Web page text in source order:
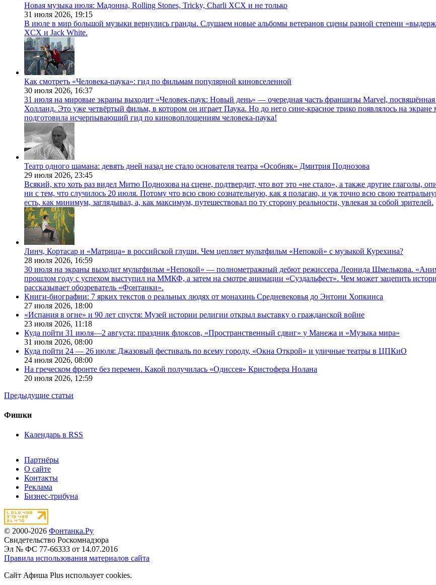
Новая музыка июля: Мадонна, Rolling Stones, Tricky, Charli XCX и не только
31 июля 2026, 19:15
В июле в мир большой музыки вернулись гранды. Слушаем новые альбомы ветеранов сцены разной степени
XCX и Jack White.
Как смотреть «Человека-паука»: гид по фильмам популярной киновселенной
30 июля 2026, 16:37
31 июля на мировые экраны выходит «Человек-паук: Новый день» — очередная часть франшизы Marvel,
Холланд. Это уже четвёртый фильм, в котором он играет Паука. Но до него сине-красное трико появлялось на
подготовила исчерпывающий гид по киновоплощениям человека-паука!
Театр одного шамана: девять дней назад не стало основателя театра «Особняк» Дмитрия Поднозова
29 июля 2026, 23:45
Всякий, кто хоть раз видел Митю Поднозова на сцене, подтвердит, что вот это «не стало», а также другие
ни с тем, что случилось 20 июля. Потому что всю свою сознательную, как я полагаю, и уж точно всю свою
есть, как минимум, заглядывал, а, как максимум, путешествовал по ту сторону реальности, увлекая за собой зрителей.
Линч, Кортасар и «Матрица» в российской глуши. Чем цепляет мультфильм «Непокой» с музыкой Курехина?
28 июля 2026, 16:59
30 июля на экраны выходит мультфильм «Непокой» — полнометражный дебют режиссера Леонида Шмелькова.
прошлом году с успехом выступил на ММКФ, а затем на смотре анимации «Суздальфест». Чем может зацепить
рассказывает обозреватель «Фонтанки».
Книги-биографии: 7 ярких текстов о реальных людях от монахинь Средневековья до Энтони Хопкинса
27 июля 2026, 18:00
«Испания в огне» и 90 лет спустя: Музей истории религии открыл выставку о гражданской войне
23 июля 2026, 11:18
Куда пойти 31 июля—2 августа: праздник флоксов, «Пространственный сдвиг» у Манежа и «Музыка мира»
31 июля 2026, 08:00
Куда пойти 24 — 26 июля: Джазовый фестиваль по всему городу, «Окна Открой» и уличные театры в ЦПКиО
24 июля 2026, 08:00
На греческом фронте без перемен. Какой получилась «Одиссея» Кристофера Нолана
20 июля 2026, 12:59
Предыдущие статьи
Фишки
Календарь в RSS
Партнёры
О сайте
Контакты
Реклама
Бизнес-трибуна
© 2000-2026 Фонтанка.Ру
Свидетельство Роскомнадзора
Эл № ФС 77-66333 от 14.07.2016
Правила использования материалов сайта
Сайт Афиша Plus использует cookies.